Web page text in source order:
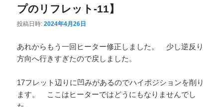
プのリフレット-11】
投稿日時:2024年4月26日
あれからもう一回ヒーター修正しました。 少し逆反り
方向へ行きすぎたので戻しました。
17フレット辺りに凹みがあるのでハイポジションを削り
ます。 ここはヒーターではどうにもなりませんでし